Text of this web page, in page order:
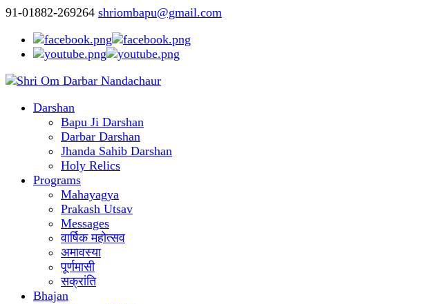
91-01882-269264 shriombapu@gmail.com
Darshan
Bapu Ji Darshan
Darbar Darshan
Jhanda Sahib Darshan
Holy Relics
Programs
Mahayagya
Prakash Utsav
Messages
वार्षिक महोत्सव
अमावस्या
पूर्णमासी
सक्रांति
Bhajan